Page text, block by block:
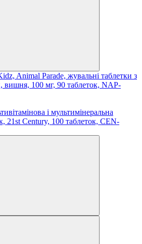
Animal Parade, жувальні таблетки з
вишня, 100 мг, 90 таблеток, NAP-